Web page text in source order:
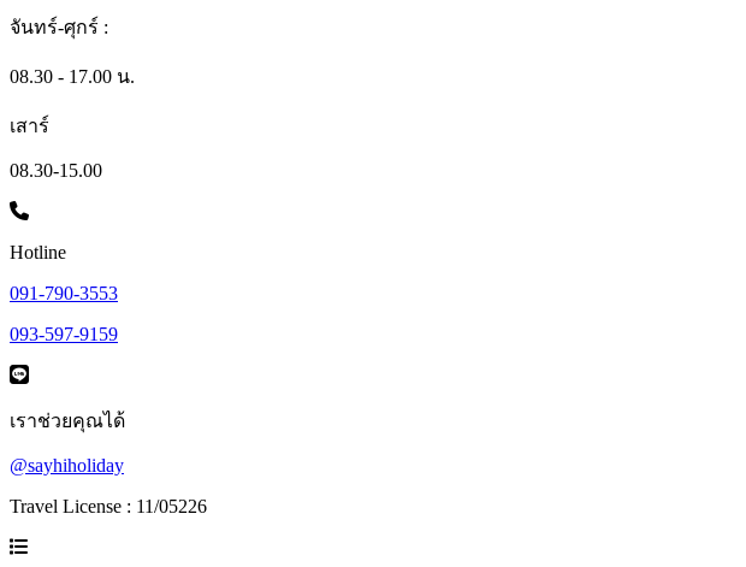
จันทร์-ศุกร์ :
08.30 - 17.00 น.
เสาร์
08.30-15.00
Hotline
091-790-3553
093-597-9159
เราช่วยคุณได้
@sayhiholiday
Travel License : 11/05226